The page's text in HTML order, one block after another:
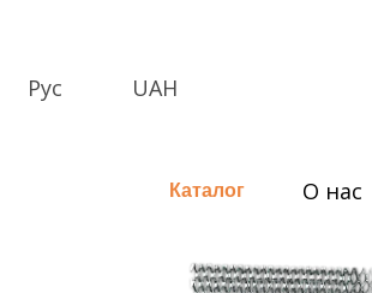
Рус UAH
Каталог О нас